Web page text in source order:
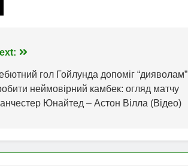
гол Гойлунда допоміг “дияволам”
неймовірний камбек: огляд матчу
Юнайтед – Астон Вілла (Відео)